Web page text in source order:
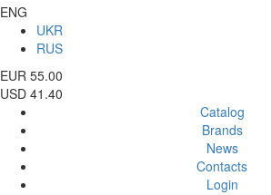
ENG
UKR
RUS
EUR 55.00
USD 41.40
Catalog
Brands
News
Contacts
Login